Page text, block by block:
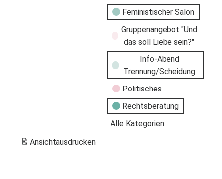
Feministischer Salon
Gruppenangebot "Und
das soll Liebe sein?"
Info-Abend
Trennung/Scheidung
Politisches
Rechtsberatung
Alle Kategorien
Ansichtausdrucken